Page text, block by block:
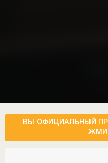
ВЫ ОФИЦИАЛЬНЫЙ